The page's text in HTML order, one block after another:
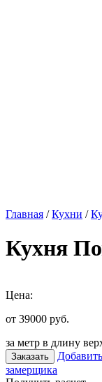
Главная /Кухни /
Кухня
Цена:
от 39000 руб.
за метр в длину
Заказать
замерщика